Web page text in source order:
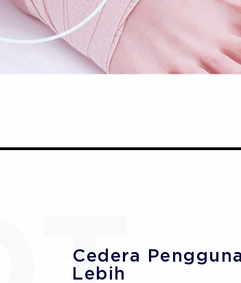
Cedera
Lebih